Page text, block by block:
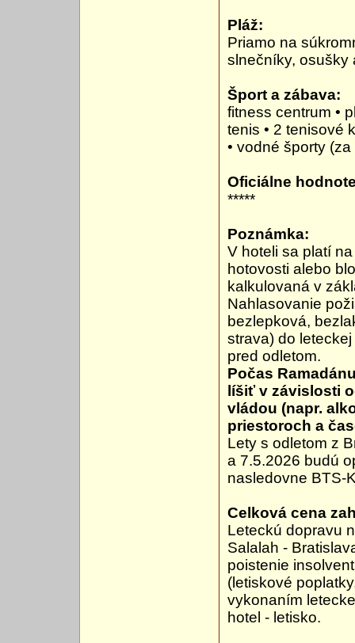
Pláž:
Priamo na
slnečníky, osušky
Šport a zábava:
fitness centrum •
tenis • 2 tenisové
• vodné športy
Oficiálne
*****
Poznámka:
V hoteli sa platí
hotovosti alebo
kalkulovaná v
Nahlasovanie
bezlepková,
strava) do
pred odletom.
Počas
líšiť v závislosti
vládou (napr.
priestoroch a
Lety s odletom z
a 7.5.2026 budú
nasledovne BTS-
Celková cena
Leteckú dopravu
Salalah -
poistenie
(letiskové
vykonaním
hotel - letisko.